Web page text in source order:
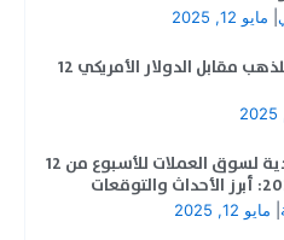
مايو 12, 2025
التحليل الفني للذهب مقابل الدولار الأمريكي 12
الأخبار الاقتصادية لسوق العملات للأسبوع من 12
مايو 12, 2025